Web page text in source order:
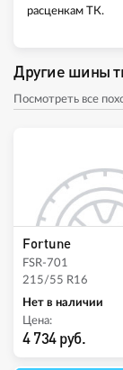
расценкам ТК.
Другие шины
Посмотреть все
Fortune
FSR-701
215/55 R16
Нет в наличии
Цена:
4 734 руб.